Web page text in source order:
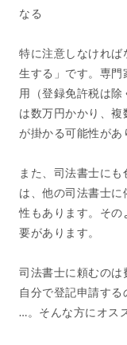
なる
特に注意しなければ
生する」です。専門
用（登録免許税は
は数万円かかり、
が掛かる可能性があ
また、司法書士に
は、他の司法書士
性もあります。その
要があります。
司法書士に頼むの
自分で登記申請する
…。そんな方にオス